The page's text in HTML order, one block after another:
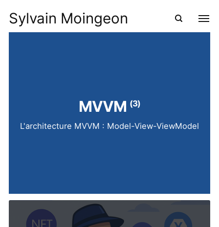
Sylvain Moingeon
MVVM (3)
L'architecture MVVM : Model-View-ViewModel